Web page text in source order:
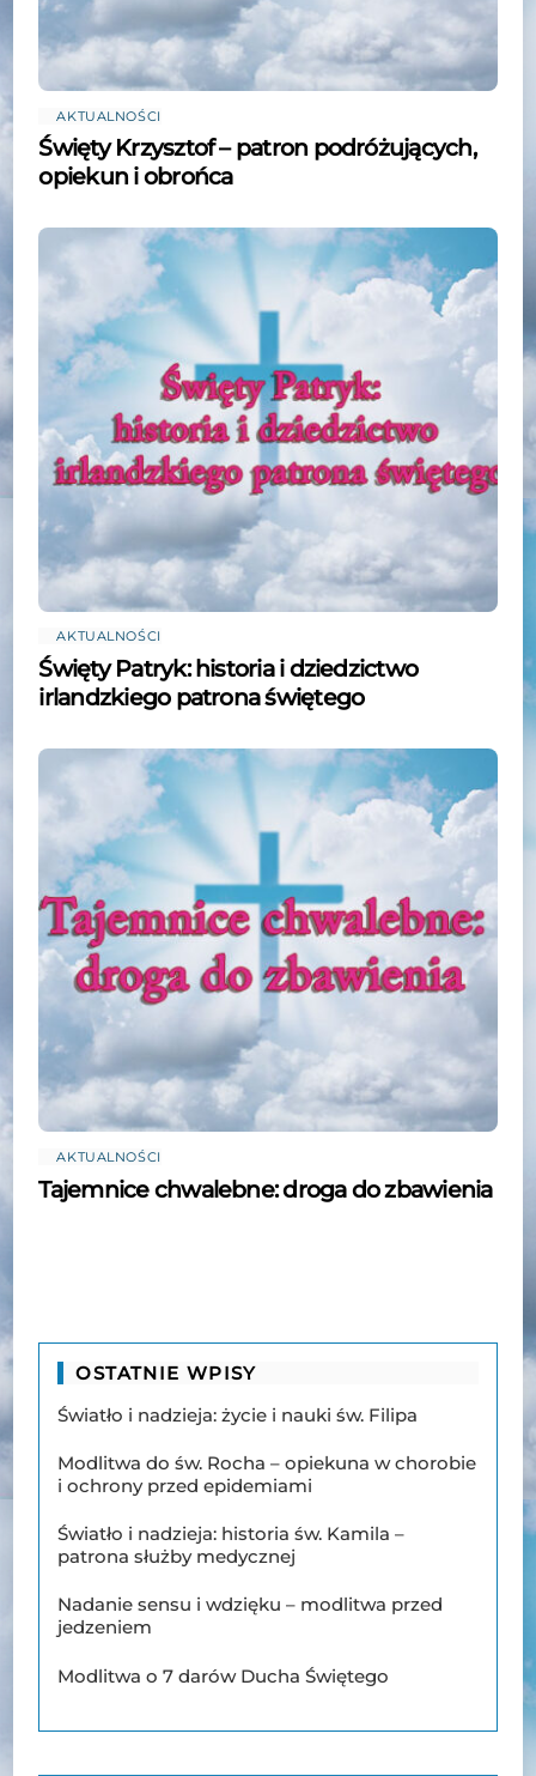
AKTUALNOŚCI
Święty Krzysztof – patron podróżujących,
opiekun i obrońca
AKTUALNOŚCI
Święty Patryk: historia i dziedzictwo
irlandzkiego patrona świętego
AKTUALNOŚCI
Tajemnice chwalebne: droga do zbawienia
OSTATNIE WPISY
Światło i nadzieja: życie i nauki św. Filipa
Modlitwa do św. Rocha – opiekuna w chorobie
i ochrony przed epidemiami
Światło i nadzieja: historia św. Kamila –
patrona służby medycznej
Nadanie sensu i wdzięku – modlitwa przed
jedzeniem
Modlitwa o 7 darów Ducha Świętego